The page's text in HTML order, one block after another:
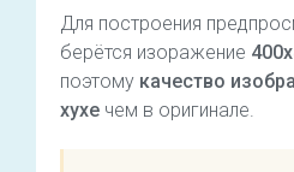
Для построения
берётся изоражение
поэтому качество
хухе чем в оригинале.